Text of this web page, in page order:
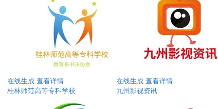
在线生成 查看详情
桂林师范高等专科学校
在线生成 查看详情
九州影视资讯